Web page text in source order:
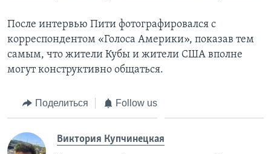
После интервью Пити фотографировался с
корреспондентом «Голоса Америки», показав тем
самым, что жители Кубы и жители США вполне
могут конструктивно общаться.
Поделиться Follow us
Виктория Купчинецкая